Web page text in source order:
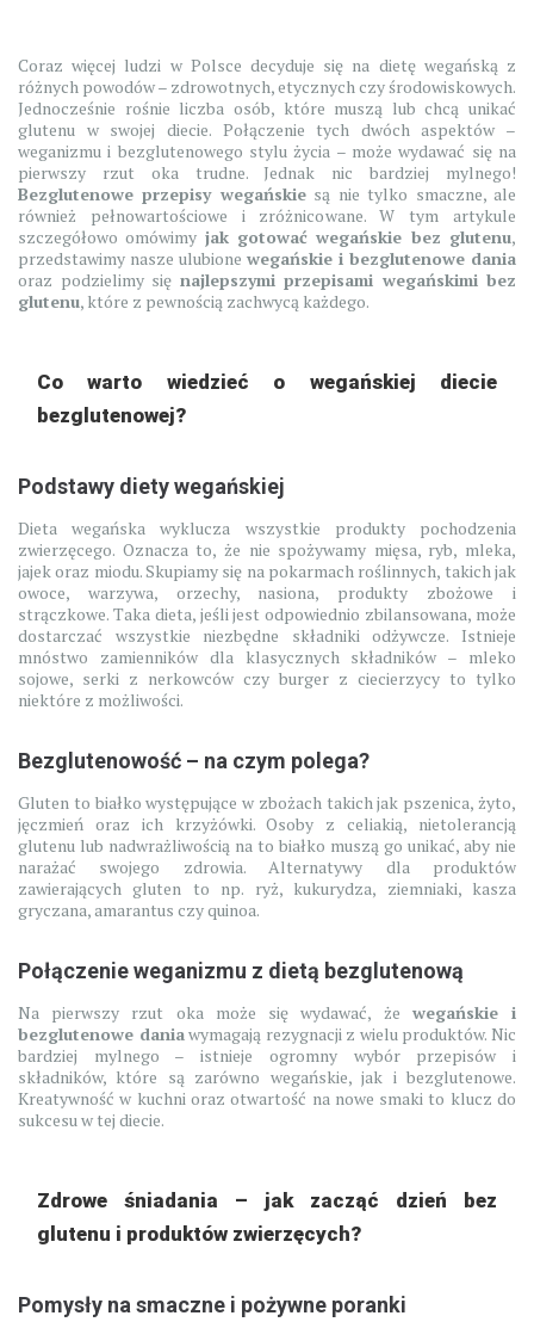
Coraz więcej ludzi w Polsce decyduje się na dietę wegańską z
różnych powodów – zdrowotnych, etycznych czy środowiskowych.
Jednocześnie rośnie liczba osób, które muszą lub chcą unikać
glutenu w swojej diecie. Połączenie tych dwóch aspektów –
weganizmu i bezglutenowego stylu życia – może wydawać się na
pierwszy rzut oka trudne. Jednak nic bardziej mylnego!
Bezglutenowe przepisy wegańskiesą nie tylko smaczne, ale
również pełnowartościowe i zróżnicowane. W tym artykule
szczegółowo omówimy jak gotować wegańskie bez glutenu,
przedstawimy nasze ulubione wegańskie i bezglutenowe dania
oraz podzielimy się najlepszymi przepisami wegańskimi bez
glutenu, które z pewnością zachwycą każdego.
Co warto wiedzieć o wegańskiej diecie
bezglutenowej?
Podstawy diety wegańskiej
Dieta wegańska wyklucza wszystkie produkty pochodzenia
zwierzęcego. Oznacza to, że nie spożywamy mięsa, ryb, mleka,
jajek oraz miodu. Skupiamy się na pokarmach roślinnych, takich jak
owoce, warzywa, orzechy, nasiona, produkty zbożowe i
strączkowe. Taka dieta, jeśli jest odpowiednio zbilansowana, może
dostarczać wszystkie niezbędne składniki odżywcze. Istnieje
mnóstwo zamienników dla klasycznych składników – mleko
sojowe, serki z nerkowców czy burger z ciecierzycy to tylko
niektóre z możliwości.
Bezglutenowość – na czym polega?
Gluten to białko występujące w zbożach takich jak pszenica, żyto,
jęczmień oraz ich krzyżówki. Osoby z celiakią, nietolerancją
glutenu lub nadwrażliwością na to białko muszą go unikać, aby nie
narażać swojego zdrowia. Alternatywy dla produktów
zawierających gluten to np. ryż, kukurydza, ziemniaki, kasza
gryczana, amarantus czy quinoa.
Połączenie weganizmu z dietą bezglutenową
Na pierwszy rzut oka może się wydawać, że wegańskie i
bezglutenowe daniawymagają rezygnacji z wielu produktów. Nic
bardziej mylnego – istnieje ogromny wybór przepisów i
składników, które są zarówno wegańskie, jak i bezglutenowe.
Kreatywność w kuchni oraz otwartość na nowe smaki to klucz do
sukcesu w tej diecie.
Zdrowe śniadania – jak zacząć dzień bez
glutenu i produktów zwierzęcych?
Pomysły na smaczne i pożywne poranki